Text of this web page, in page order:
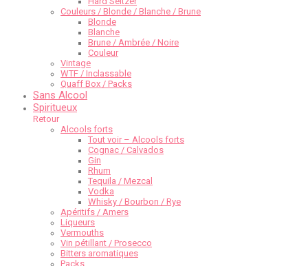
Couleurs / Blonde / Blanche / Brune
Blonde
Blanche
Brune / Ambrée / Noire
Couleur
Vintage
WTF / Inclassable
Quaff Box / Packs
Sans Alcool
Spiritueux
Retour
Alcools forts
Tout voir – Alcools forts
Cognac / Calvados
Gin
Rhum
Tequila / Mezcal
Vodka
Whisky / Bourbon / Rye
Apéritifs / Amers
Liqueurs
Vermouths
Vin pétillant / Prosecco
Bitters aromatiques
Packs